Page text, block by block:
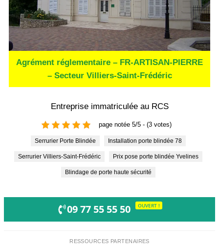
Agrément réglementaire – FR-ARTISAN-PIERRE
– Secteur Villiers-Saint-Frédéric
Entreprise immatriculée au RCS
page notée 5/5 - (3 votes)
Serrurier Porte Blindée Installation porte blindée 78
Serrurier Villiers-Saint-Frédéric Prix pose porte blindée Yvelines
Blindage de porte haute sécurité
09 77 55 55 50 OUVERT !
RESSOURCES PARTENAIRES